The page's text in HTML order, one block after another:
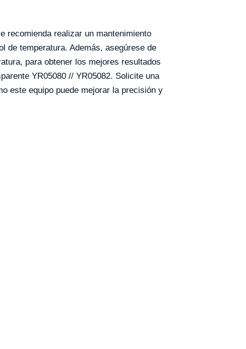
recomienda realizar un mantenimiento
de temperatura. Además, asegúrese de
para obtener los mejores resultados
YR05080 // YR05082. Solicite una
este equipo puede mejorar la precisión y